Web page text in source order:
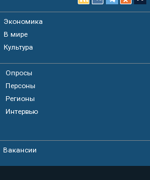
Экономика
В мире
Культура
Опросы
Персоны
Регионы
Интервью
Вакансии